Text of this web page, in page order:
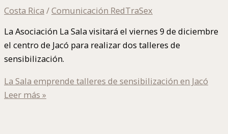
Costa Rica /Comunicación RedTraSex
La Asociación La Sala visitará el viernes 9 de diciembre
el centro de Jacó para realizar dos talleres de
sensibilización.
La Sala emprende talleres de sensibilización en Jacó
Leer más »